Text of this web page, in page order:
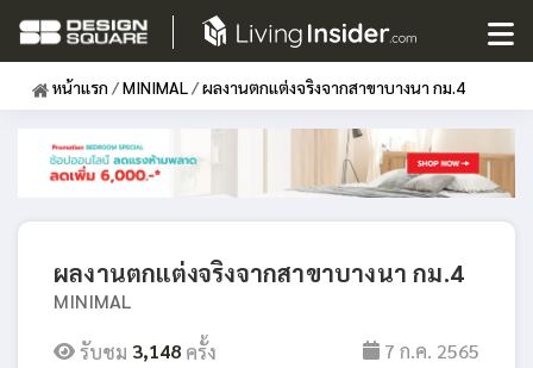
หน้าแรก /MINIMAL/ผลงานตกแต่งจริงจากสาขาบางนา กม.4
ผลงานตกแต่งจริงจากสาขาบางนา กม.4
MINIMAL
รับชม 3,148 ครั้ง 7 ก.ค. 2565